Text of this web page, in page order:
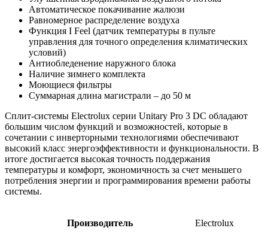
Автоматическое покачивание жалюзи
Равномерное распределение воздуха
Функция I Feel (датчик температуры в пульте
управления для точного определения климатических
условий)
Антиобледенение наружного блока
Наличие зимнего комплекта
Моющиеся фильтры
Суммарная длина магистрали – до 50 м
Сплит-системы Electrolux серии Unitary Pro 3 DC обладают
большим числом функций и возможностей, которые в
сочетании с инверторными технологиями обеспечивают
высокий класс энергоэффективности и функциональности. В
итоге достигается высокая точность поддержания
температуры и комфорт, экономичность за счет меньшего
потребления энергии и программирования времени работы
системы.
Производитель Electrolux